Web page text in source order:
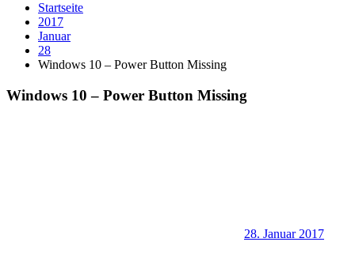
Startseite
2017
Januar
28
Windows 10 – Power Button Missing
Windows 10 – Power Button Missing
28. Januar 2017